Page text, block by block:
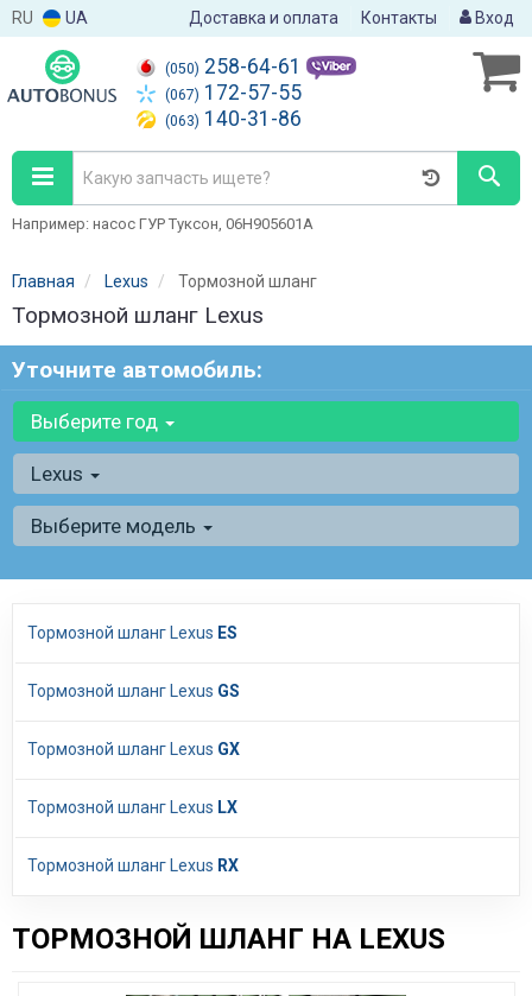
RU UA Доставка и оплата Контакты Вход
(050) 258-64-61
(067) 172-57-55
(063) 140-31-86
Например: насос ГУР Туксон, 06H905601A
Главная Lexus Тормозной шланг
Тормозной шланг Lexus
Уточните автомобиль:
Выберите год
Lexus
Выберите модель
Тормозной шланг Lexus ES
Тормозной шланг Lexus GS
Тормозной шланг Lexus GX
Тормозной шланг Lexus LX
Тормозной шланг Lexus RX
ТОРМОЗНОЙ ШЛАНГ НА LEXUS